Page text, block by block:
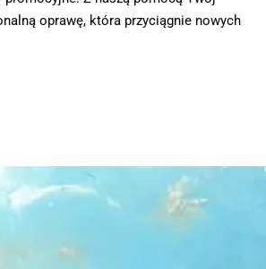
oprawę, która przyciągnie nowych